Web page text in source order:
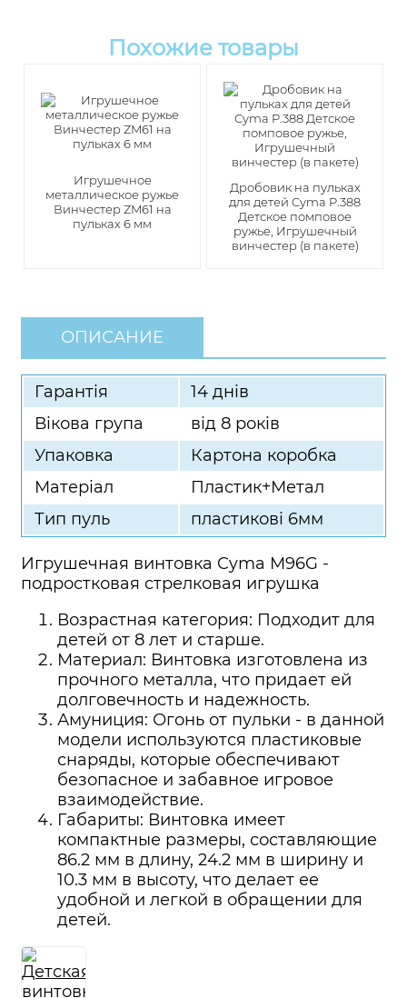
Похожие товары
Игрушечное
металлическое ружье
Винчестер ZM61 на
пульках 6 мм
Дробовик на пульках
для детей Cyma P.388
Детское помповое
ружье, Игрушечный
винчестер (в пакете)
ОПИСАНИЕ
Гарантія
14 днів
Вікова група
від 8 років
Упаковка
Картона коробка
Матеріал
Пластик+Метал
Тип пуль
пластикові 6мм
Игрушечная винтовка Cyma M96G -
подростковая стрелковая игрушка
Возрастная категория: Подходит для
детей от 8 лет и старше.
Материал: Винтовка изготовлена из
прочного металла, что придает ей
долговечность и надежность.
Амуниция: Огонь от пульки - в данной
модели используются пластиковые
снаряды, которые обеспечивают
безопасное и забавное игровое
взаимодействие.
Габариты: Винтовка имеет
компактные размеры, составляющие
86.2 мм в длину, 24.2 мм в ширину и
10.3 мм в высоту, что делает ее
удобной и легкой в обращении для
детей.